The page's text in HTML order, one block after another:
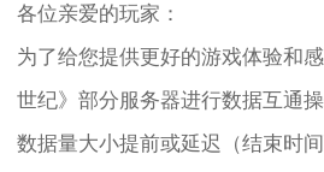
各位亲爱的玩家：
为了给您提供更好的游戏体验和
世纪》部分服务器进行数据互通
数据量大小提前或延迟（结束时